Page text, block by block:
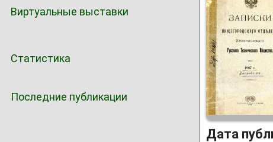
Виртуальные выставки
Статистика
Последние публикации
Дата